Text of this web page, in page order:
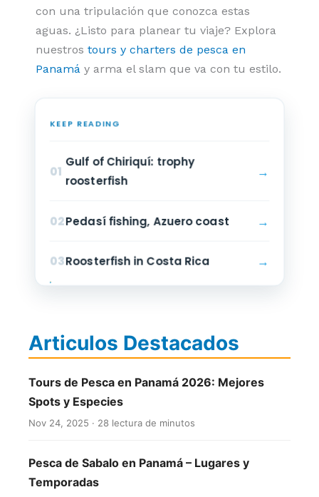
con una tripulación que conozca estas
aguas. ¿Listo para planear tu viaje? Explora
nuestros tours y charters de pesca en
Panamá y arma el slam que va con tu estilo.
KEEP READING
01
Gulf of Chiriquí: trophy
roosterfish
→
02Pedasí fishing, Azuero coast →
03Roosterfish in Costa Rica →
Articulos Destacados
Tours de Pesca en Panamá 2026: Mejores
Spots y Especies
Nov 24, 2025 · 28 lectura de minutos
Pesca de Sabalo en Panamá – Lugares y
Temporadas